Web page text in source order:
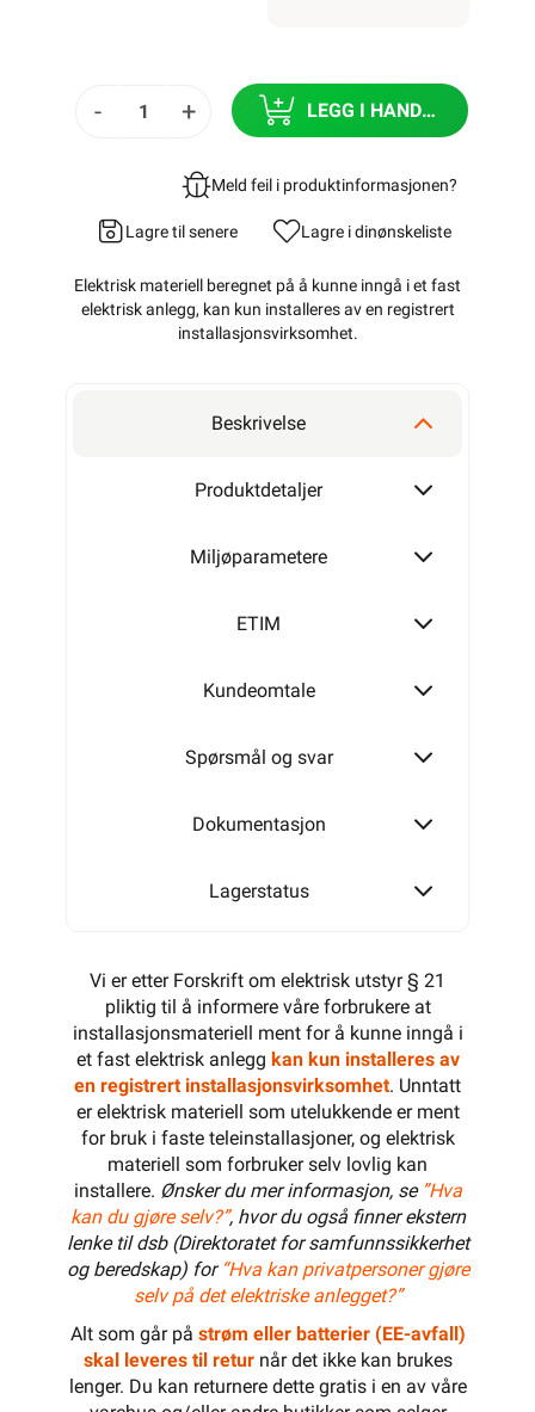
- + LEGG I HANDLEKURV
Meld feil i produktinformasjonen?
Lagre til senere Lagre i dinønskeliste
Elektrisk materiell beregnet på å kunne inngå i et fast
elektrisk anlegg, kan kun installeres av en registrert
installasjonsvirksomhet.
Beskrivelse
Produktdetaljer
Miljøparametere
ETIM
Kundeomtale
Spørsmål og svar
Dokumentasjon
Lagerstatus
Vi er etter Forskrift om elektrisk utstyr § 21
pliktig til å informere våre forbrukere at
installasjonsmateriell ment for å kunne inngå i
et fast elektrisk anlegg kan kun installeres av
en registrert installasjonsvirksomhet. Unntatt
er elektrisk materiell som utelukkende er ment
for bruk i faste teleinstallasjoner, og elektrisk
materiell som forbruker selv lovlig kan
installere. Ønsker du mer informasjon, se ”Hva
kan du gjøre selv?”, hvor du også finner ekstern
lenke til dsb (Direktoratet for samfunnssikkerhet
og beredskap) for “Hva kan privatpersoner gjøre
selv på det elektriske anlegget?”
Alt som går på strøm eller batterier (EE-avfall)
skal leveres til returnår det ikke kan brukes
lenger. Du kan returnere dette gratis i en av våre